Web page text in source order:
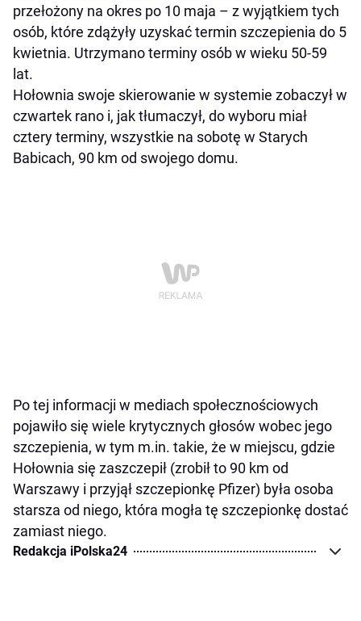
przełożony na okres po 10 maja – z wyjątkiem tych
osób, które zdążyły uzyskać termin szczepienia do 5
kwietnia. Utrzymano terminy osób w wieku 50-59
lat.
Hołownia swoje skierowanie w systemie zobaczył w
czwartek rano i, jak tłumaczył, do wyboru miał
cztery terminy, wszystkie na sobotę w Starych
Babicach, 90 km od swojego domu.
Po tej informacji w mediach społecznościowych
pojawiło się wiele krytycznych głosów wobec jego
szczepienia, w tym m.in. takie, że w miejscu, gdzie
Hołownia się zaszczepił (zrobił to 90 km od
Warszawy i przyjął szczepionkę Pfizer) była osoba
starsza od niego, która mogła tę szczepionkę dostać
zamiast niego.
Redakcja iPolska24